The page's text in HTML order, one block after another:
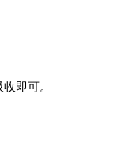
即可。